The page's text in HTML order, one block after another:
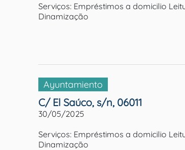
Serviços: Empréstimos a domicilio
Dinamização
Ayuntamiento
C/ El Saúco, s/n, 06011
30/05/2025
Serviços: Empréstimos a domicilio
Dinamização